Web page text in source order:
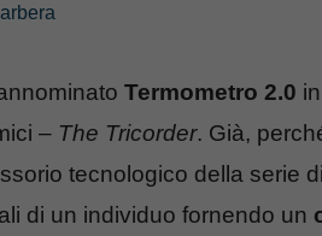
Termometro 2.0
– The Tricorder. Già,
tecnologico della serie
di un individuo fornendo un